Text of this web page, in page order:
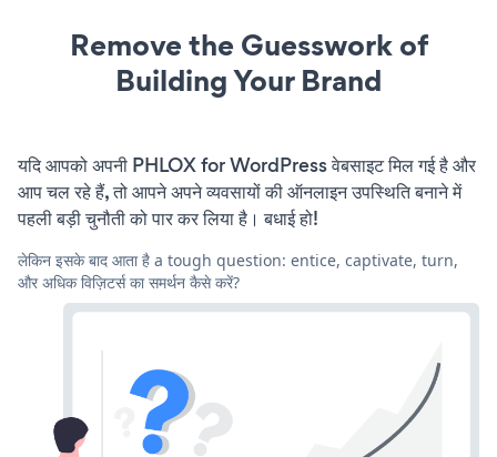
Remove the Guesswork of
Building Your Brand
यदि आपको अपनी PHLOX for WordPress वेबसाइट मिल गई है और
आप चल रहे हैं, तो आपने अपने व्यवसायों की ऑनलाइन उपस्थिति बनाने में
पहली बड़ी चुनौती को पार कर लिया है। बधाई हो!
लेकिन इसके बाद आता है a tough question: entice, captivate, turn,
और अधिक विज़िटर्स का समर्थन कैसे करें?